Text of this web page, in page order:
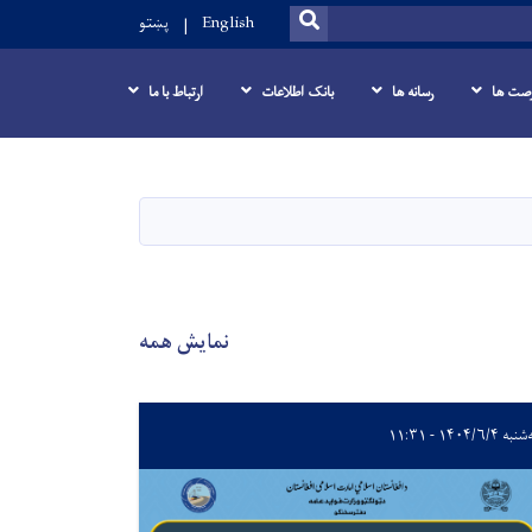
SEARCH
English پښتو
ها رسانه ها بانک اطلاعات ارتباط با ما
نمایش همه
۶/۴ - ۱۱:۳۱